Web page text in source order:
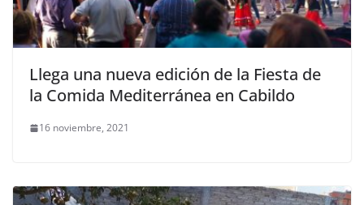
Llega una nueva edición de la Fiesta de
la Comida Mediterránea en Cabildo
16 noviembre, 2021